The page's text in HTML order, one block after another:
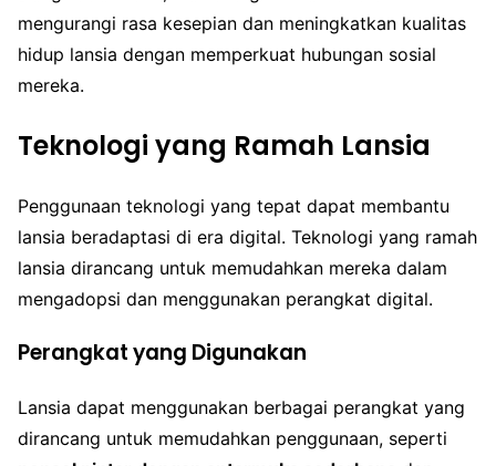
mengurangi rasa kesepian dan meningkatkan kualitas
hidup lansia dengan memperkuat hubungan sosial
mereka.
Teknologi yang Ramah Lansia
Penggunaan teknologi yang tepat dapat membantu
lansia beradaptasi di era digital. Teknologi yang ramah
lansia dirancang untuk memudahkan mereka dalam
mengadopsi dan menggunakan perangkat digital.
Perangkat yang Digunakan
Lansia dapat menggunakan berbagai perangkat yang
dirancang untuk memudahkan penggunaan, seperti